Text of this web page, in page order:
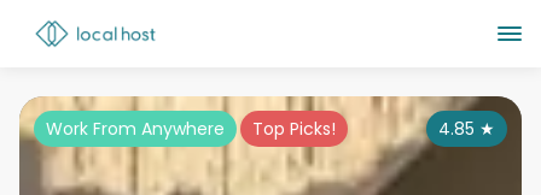
4.85 ★
Work From Anywhere Top Picks!